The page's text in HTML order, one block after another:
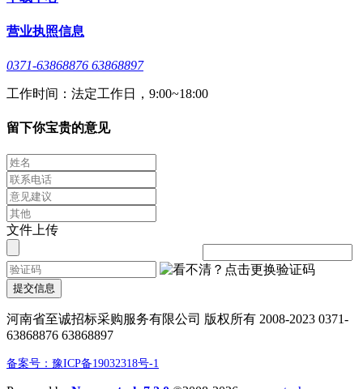
营业执照信息
0371-63868876 63868897
工作时间：法定工作日，9:00~18:00
留下你宝贵的意见
文件上传
提交信息
河南省至诚招标采购服务有限公司 版权所有 2008-2023 0371-
63868876 63868897
备案号：豫ICP备19032318号-1